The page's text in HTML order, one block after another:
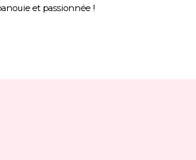
et passionnée !